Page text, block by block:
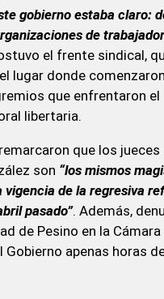
gobierno estaba claro:
de
el frente sindical,
lugar donde
que enfrentaron el
libertaria.
que los jueces
son “los mismos
de la regresiva
pasado”. Además,
de Pesino en la
Gobierno apenas horas